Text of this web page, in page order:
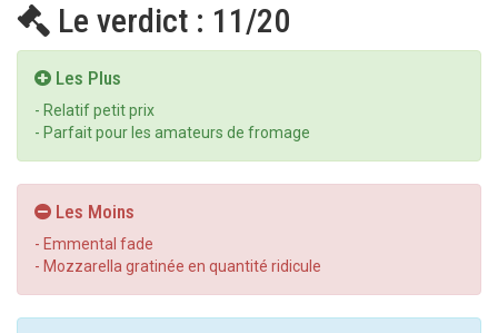
Le verdict : 11/20
Les Plus
- Relatif petit prix
- Parfait pour les amateurs de fromage
Les Moins
- Emmental fade
- Mozzarella gratinée en quantité ridicule